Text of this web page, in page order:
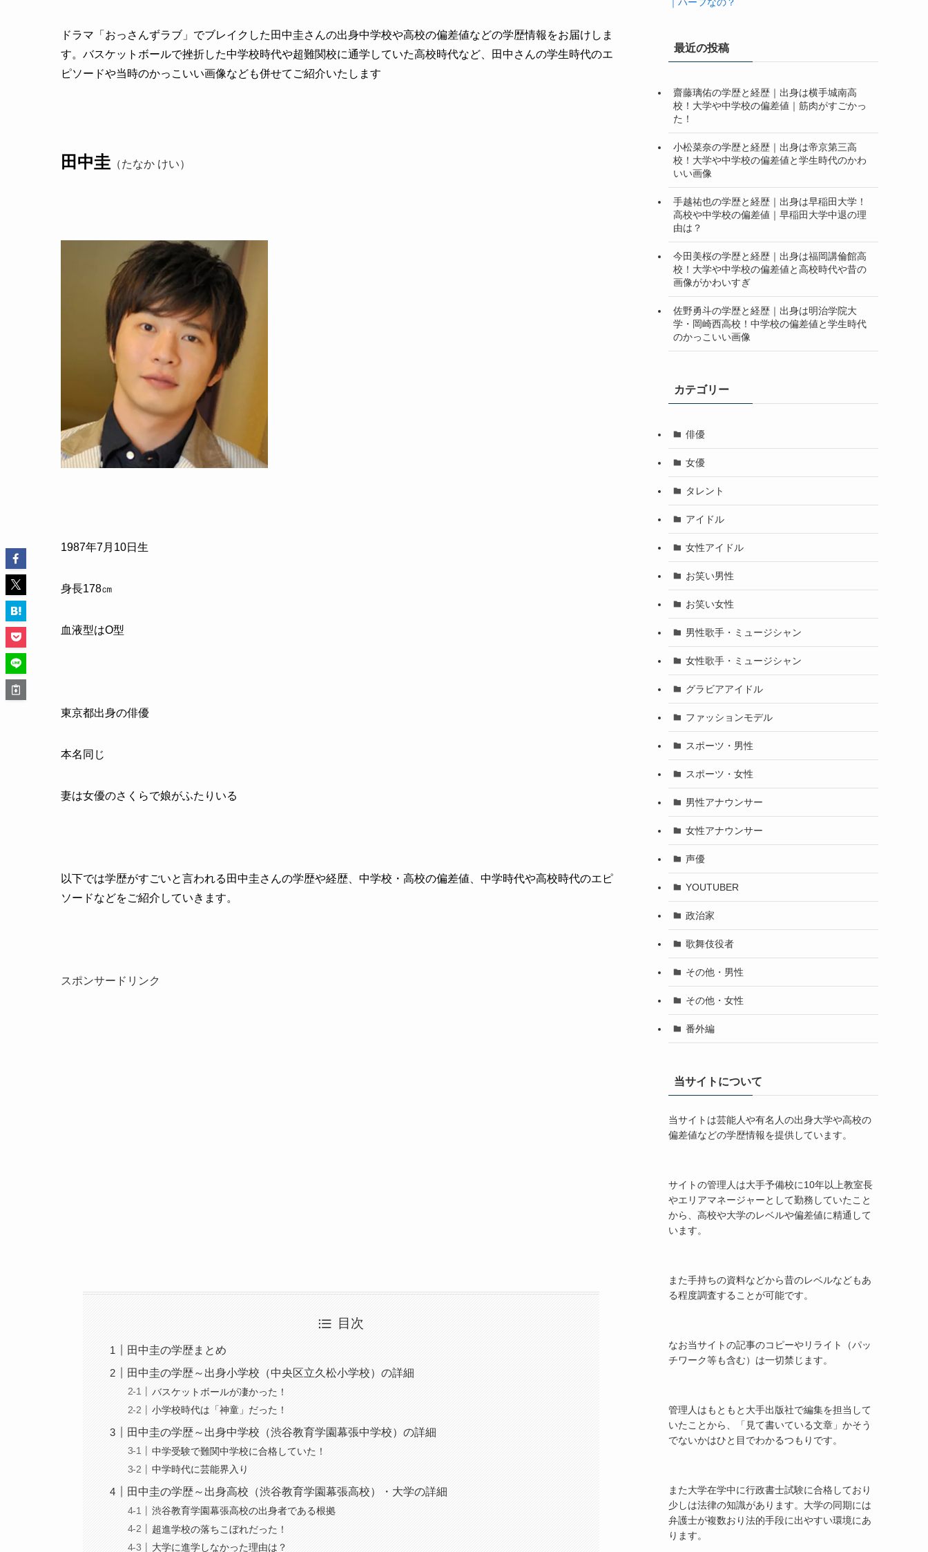
ドラマ「おっさんずラブ」でブレイクした田中圭さんの出身中学校や高校の偏差値などの学歴情報をお届けしま
す。バスケットボールで挫折した中学校時代や超難関校に通学していた高校時代など、田中さんの学生時代のエ
ピソードや当時のかっこいい画像なども併せてご紹介いたします
田中圭 （たなか けい）
1987年7月 10日生
身長178㎝
血液型はO型
東京都出身の俳優
本名同じ
妻は女優のさくらで娘がふたりいる
以下では学歴がすごいと言われる田中圭さんの学歴や経歴、中学校・高校の偏差値、中学時代や高校時代のエピ
ソードなどをご紹介していきます。
スポンサードリンク
目次
田中圭の学歴まとめ
田中圭の学歴～出身小学校（中央区立久松小学校）の詳細
バスケットボールが凄かった！
小学校時代は「神童」だった！
田中圭の学歴～出身中学校（渋谷教育学園幕張中学校）の詳細
中学受験で難関中学校に合格していた！
中学時代に芸能界入り
田中圭の学歴～出身高校（渋谷教育学園幕張高校）・大学の詳細
渋谷教育学園幕張高校の出身者である根拠
超進学校の落ちこぼれだった！
大学に進学しなかった理由は？
最近の投稿
齋藤璃佑の学歴と経歴｜出身は横手城南高
校！大学や中学校の偏差値｜筋肉がすごかっ
た！
小松菜奈の学歴と経歴｜出身は帝京第三高
校！大学や中学校の偏差値と学生時代のかわ
いい画像
手越祐也の学歴と経歴｜出身は早稲田大学！
高校や中学校の偏差値｜早稲田大学中退の理
由は？
今田美桜の学歴と経歴｜出身は福岡講倫館高
校！大学や中学校の偏差値と高校時代や昔の
画像がかわいすぎ
佐野勇斗の学歴と経歴｜出身は明治学院大
学・岡崎西高校！中学校の偏差値と学生時代
のかっこいい画像
カテゴリー
俳優
女優
タレント
アイドル
女性アイドル
お笑い男性
お笑い女性
男性歌手・ミュージシャン
女性歌手・ミュージシャン
グラビアアイドル
ファッションモデル
スポーツ・男性
スポーツ・女性
男性アナウンサー
女性アナウンサー
声優
YOUTUBER
政治家
歌舞伎役者
その他・男性
その他・女性
番外編
当サイトについて
当サイトは芸能人や有名人の出身大学や高校の
偏差値などの学歴情報を提供しています。
サイトの管理人は大手予備校に10年以上教室長
やエリアマネージャーとして勤務していたこと
から、高校や大学のレベルや偏差値に精通して
います。
また手持ちの資料などから昔のレベルなどもあ
る程度調査することが可能です。
なお当サイトの記事のコピーやリライト（パッ
チワーク等も含む）は一切禁じます。
管理人はもともと大手出版社で編集を担当して
いたことから、「見て書いている文章」かそう
でないかはひと目でわかるつもりです。
また大学在学中に行政書士試験に合格しており
少しは法律の知識があります。大学の同期には
弁護士が複数おり法的手段に出やすい環境にあ
ります。